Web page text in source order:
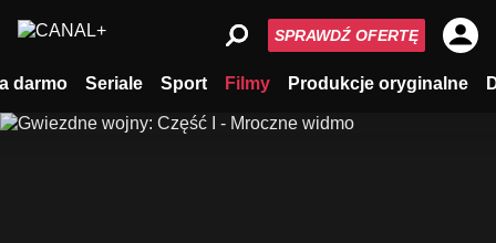
darmo Seriale Sport Filmy Produkcje oryginalne
SPRAWDŹ OFERTĘ